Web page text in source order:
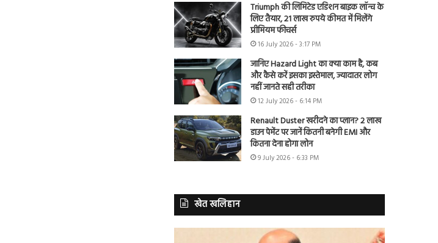
Triumph की लिमिटेड एडिशन बाइक लॉन्च के
लिए तैयार, 21 लाख रुपये कीमत में मिलेंगे
प्रीमियम फीचर्स
16 July 2026 - 3:17 PM
जानिए Hazard Light का क्या काम है, कब
और कैसे करें इसका इस्तेमाल, ज्यादातर लोग
नहीं जानते सही तरीका
12 July 2026 - 6:14 PM
Renault Duster खरीदने का प्लान? 2 लाख
डाउन पेमेंट पर जानें कितनी बनेगी EMI और
कितना देना होगा लोन
9 July 2026 - 6:33 PM
खेत खलिहान